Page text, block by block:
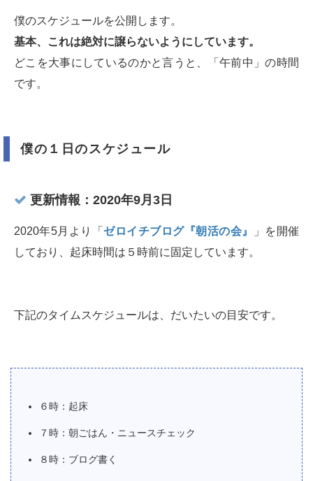
僕のスケジュールを公開します。
基本、これは絶対に譲らないようにしています。
どこを大事にしているのかと言うと、「午前中」の時間
です。
僕の１日のスケジュール
更新情報：2020年9月3日
2020年5月より「ゼロイチブログ『朝活の会』
」を開催
しており、起床時間は５時前に固定しています。
下記のタイムスケジュールは、だいたいの目安です。
６時：起床
７時：朝ごはん・ニュースチェック
８時：ブログ書く